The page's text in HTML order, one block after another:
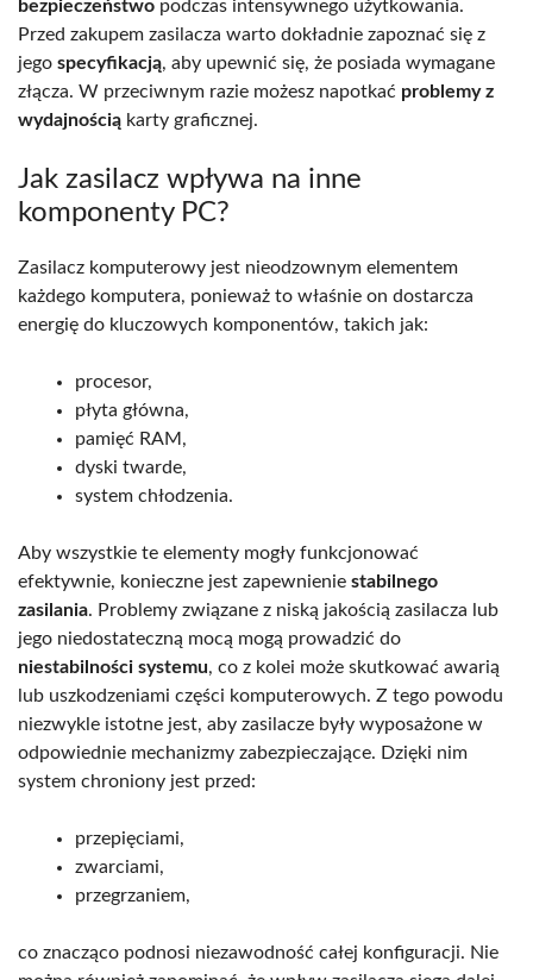
bezpieczeństwo podczas intensywnego użytkowania.
Przed zakupem zasilacza warto dokładnie zapoznać się z
jego specyfikacją, aby upewnić się, że posiada wymagane
złącza. W przeciwnym razie możesz napotkać problemy z
wydajnością karty graficznej.
Jak zasilacz wpływa na inne
komponenty PC?
Zasilacz komputerowy jest nieodzownym elementem
każdego komputera, ponieważ to właśnie on dostarcza
energię do kluczowych komponentów, takich jak:
procesor,
płyta główna,
pamięć RAM,
dyski twarde,
system chłodzenia.
Aby wszystkie te elementy mogły funkcjonować
efektywnie, konieczne jest zapewnienie stabilnego
zasilania. Problemy związane z niską jakością zasilacza lub
jego niedostateczną mocą mogą prowadzić do
niestabilności systemu, co z kolei może skutkować awarią
lub uszkodzeniami części komputerowych. Z tego powodu
niezwykle istotne jest, aby zasilacze były wyposażone w
odpowiednie mechanizmy zabezpieczające. Dzięki nim
system chroniony jest przed:
przepięciami,
zwarciami,
przegrzaniem,
co znacząco podnosi niezawodność całej konfiguracji. Nie